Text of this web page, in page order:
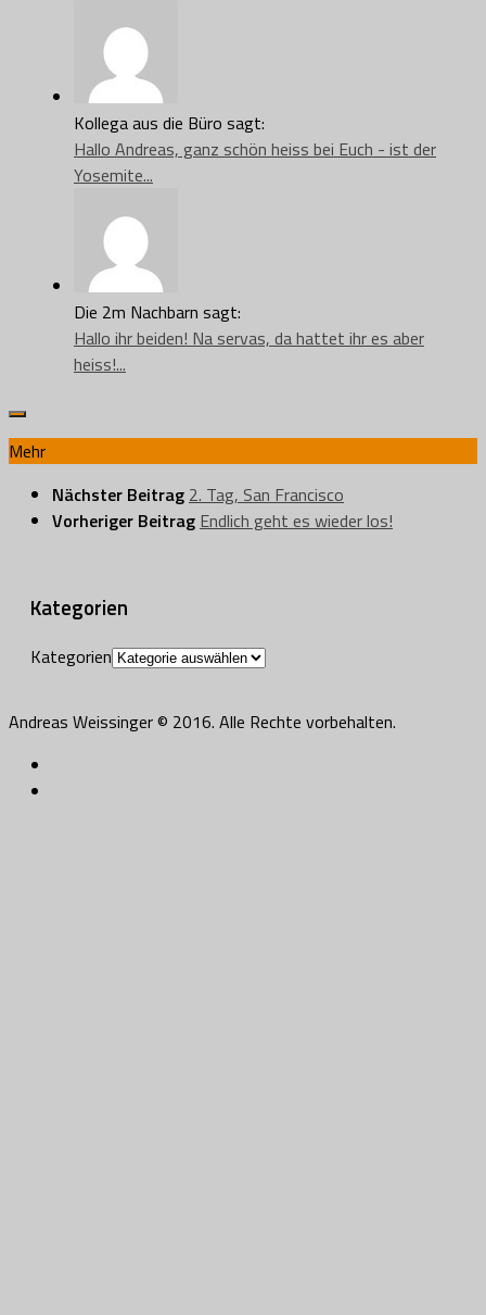
Kollega aus die Büro sagt:
Hallo Andreas, ganz schön heiss bei Euch - ist der
Yosemite...
Die 2m Nachbarn sagt:
Hallo ihr beiden! Na servas, da hattet ihr es aber
heiss!...
Mehr
Nächster Beitrag 2. Tag, San Francisco
Vorheriger Beitrag Endlich geht es wieder los!
Kategorien
Kategorien
Andreas Weissinger © 2016. Alle Rechte vorbehalten.